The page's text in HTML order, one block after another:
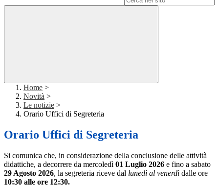
Home >
Novità >
Le notizie >
Orario Uffici di Segreteria
Orario Uffici di Segreteria
Si comunica che, in considerazione della conclusione delle attività
didattiche, a decorrere da mercoledì 01 Luglio 2026 e fino a sabato
29 Agosto 2026, la segreteria riceve dal lunedì al venerdì dalle ore
10:30 alle ore 12:30.